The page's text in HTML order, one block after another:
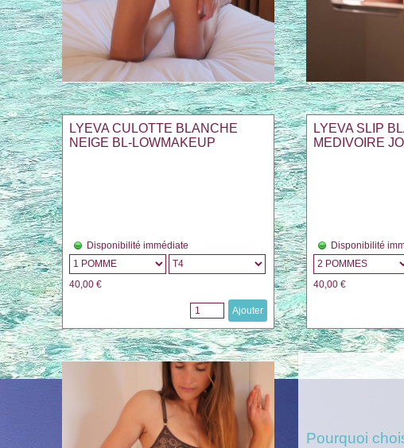
LYEVA CULOTTE BLANCHE
NEIGE BL-LOWMAKEUP
Disponibilité immédiate
40,00 €
Ajouter
LYEVA SLIP
MEDIVOIRE
Disponibilité
40,00 €
Pourquoi